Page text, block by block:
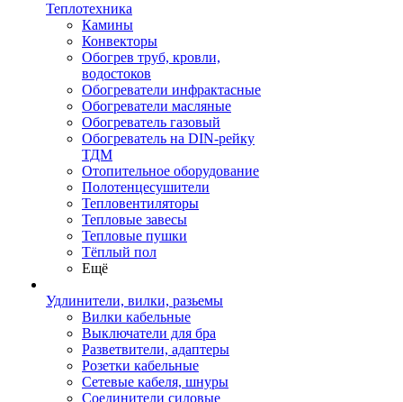
Теплотехника
Камины
Конвекторы
Обогрев труб, кровли,
водостоков
Обогреватели инфрактасные
Обогреватели масляные
Обогреватель газовый
Обогреватель на DIN-рейку
ТДМ
Отопительное оборудование
Полотенцесушители
Тепловентиляторы
Тепловые завесы
Тепловые пушки
Тёплый пол
Ещё
Удлинители, вилки, разьемы
Вилки кабельные
Выключатели для бра
Разветвители, адаптеры
Розетки кабельные
Сетевые кабеля, шнуры
Соединители силовые